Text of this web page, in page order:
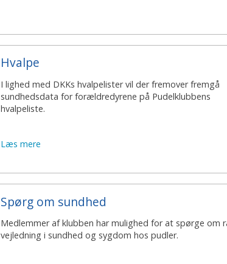
Hvalpe
I lighed med DKKs hvalpelister vil der fremover fremgå
sundhedsdata for forældredyrene på Pudelklubbens
hvalpeliste.
Læs mere
Spørg om sundhed
Medlemmer af klubben har mulighed for at spørge om
vejledning i sundhed og sygdom hos pudler.